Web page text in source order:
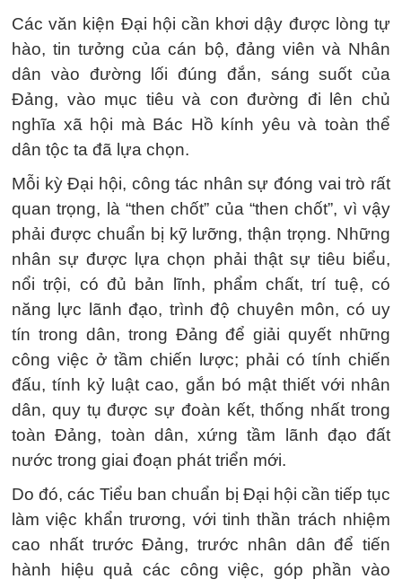
Các văn kiện Đại hội cần khơi dậy được lòng tự
hào, tin tưởng của cán bộ, đảng viên và Nhân
dân vào đường lối đúng đắn, sáng suốt của
Đảng, vào mục tiêu và con đường đi lên chủ
nghĩa xã hội mà Bác Hồ kính yêu và toàn thể
dân tộc ta đã lựa chọn.
Mỗi kỳ Đại hội, công tác nhân sự đóng vai trò rất
quan trọng, là “then chốt” của “then chốt”, vì vậy
phải được chuẩn bị kỹ lưỡng, thận trọng. Những
nhân sự được lựa chọn phải thật sự tiêu biểu,
nổi trội, có đủ bản lĩnh, phẩm chất, trí tuệ, có
năng lực lãnh đạo, trình độ chuyên môn, có uy
tín trong dân, trong Đảng để giải quyết những
công việc ở tầm chiến lược; phải có tính chiến
đấu, tính kỷ luật cao, gắn bó mật thiết với nhân
dân, quy tụ được sự đoàn kết, thống nhất trong
toàn Đảng, toàn dân, xứng tầm lãnh đạo đất
nước trong giai đoạn phát triển mới.
Do đó, các Tiểu ban chuẩn bị Đại hội cần tiếp tục
làm việc khẩn trương, với tinh thần trách nhiệm
cao nhất trước Đảng, trước nhân dân để tiến
hành hiệu quả các công việc, góp phần vào